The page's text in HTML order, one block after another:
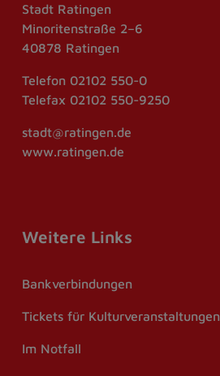
Stadt Ratingen
Minoritenstraße 2–6
40878 Ratingen
Telefon 02102 550-0
Telefax 02102 550-9250
stadt@ratingen.de
www.ratingen.de
Weitere Links
Bankverbindungen
Tickets für Kulturveranstaltungen
Im Notfall